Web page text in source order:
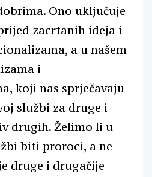
Ono uključuje
zacrtanih ideja i
a u našem
i
koji nas sprječavaju
službi za druge i
drugih. Želimo li u
biti proroci, a ne
druge i drugačije